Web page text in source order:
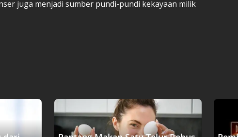
juga menjadi sumber pundi-pundi kekayaan milik